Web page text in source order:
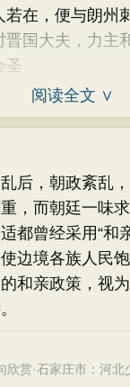
若在，便与朗州
晋国大夫，力主
圣
阅读全文 ∨
，朝政紊乱，
，而朝廷一味求
都曾经采用“和
边境各族人民
和亲政策，视
欣赏·石家庄市：河北